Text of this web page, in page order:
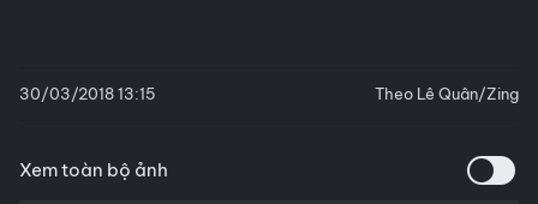
30/03/2018 13:15 Theo Lê Quân/Zing
Xem toàn bộ ảnh